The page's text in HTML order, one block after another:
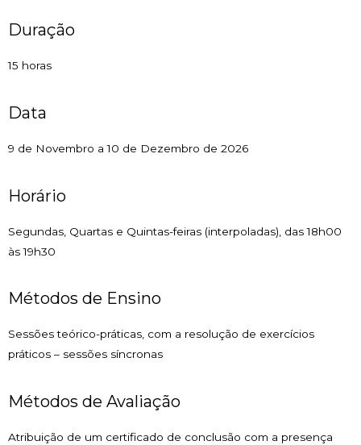
Duração
15 horas
Data
9 de Novembro a 10 de Dezembro de 2026
Horário
Segundas, Quartas e Quintas-feiras (interpoladas), das 18h00
às 19h30
Métodos de Ensino
Sessões teórico-práticas, com a resolução de exercícios
práticos – sessões síncronas
Métodos de Avaliação
Atribuição de um certificado de conclusão com a presença